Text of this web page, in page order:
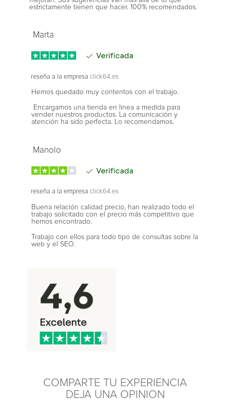
estrictamente tienen que hacer. 100% recomendados.
Marta
reseña a la empresa click64.es
Hemos quedado muy contentos con el trabajo.
Encargamos una tienda en linea a medida para
vender nuestros productos. La comunicación y
atención ha sido perfecta. Lo recomendamos.
Manolo
reseña a la empresa click64.es
Buena relación calidad precio, han realizado todo el
trabajo solicitado con el precio más competitivo que
hemos encontrado.
Trabajo con ellos para todo tipo de consultas sobre la
web y el SEO.
COMPARTE TU EXPERIENCIA
DEJA UNA OPINION